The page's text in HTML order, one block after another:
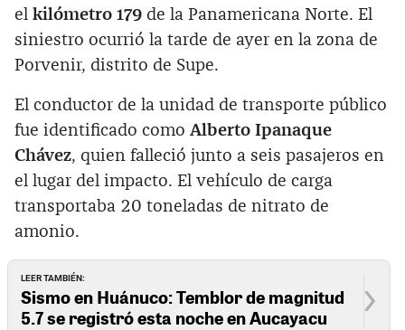
el kilómetro 179 de la Panamericana Norte. El
siniestro ocurrió la tarde de ayer en la zona de
Porvenir, distrito de Supe.
El conductor de la unidad de transporte público
fue identificado como Alberto Ipanaque
Chávez, quien falleció junto a seis pasajeros en
el lugar del impacto. El vehículo de carga
transportaba 20 toneladas de nitrato de
amonio.
LEER TAMBIÉN:
Sismo en Huánuco: Temblor de magnitud
5.7 se registró esta noche en Aucayacu